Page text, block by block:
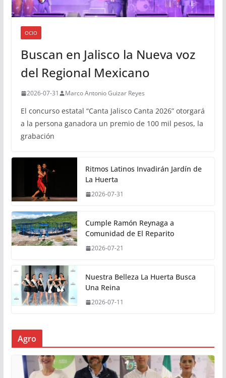
OCIO
Buscan en Jalisco la Nueva voz
del Regional Mexicano
2026-07-31 Marco Antonio Guizar Reyes
El concurso estatal “Canta Jalisco Canta 2026” otorgará
a la persona ganadora un premio de 100 mil pesos, la
grabación
Ritmos Latinos Invadirán Jardín de
La Huerta
2026-07-31
Cumple Ramón Reynaga a
Comunidad de El Reparito
2026-07-21
Nuestra Belleza La Huerta Busca
Una Reina
2026-07-11
Agro